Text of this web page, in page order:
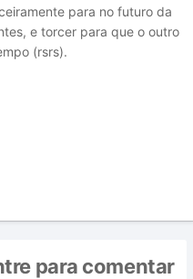
para no futuro da
e torcer para que o outro
(rsrs).
para comentar